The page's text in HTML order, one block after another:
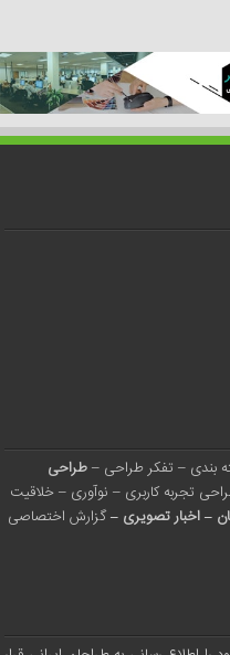
بندی – تفکر طراحی –طراحی
تجربه کاربری – نوآوری –خلاقیت
–اخبار تصویری –گزارش اختصاصی